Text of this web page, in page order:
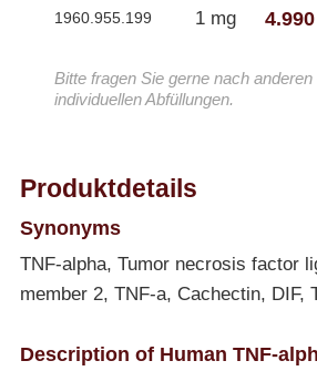
1960.955.199 1 mg
Bitte fragen Sie gerne nach
individuellen Abfüllungen.
Produktdetails
Synonyms
TNF-alpha, Tumor necrosis factor
member 2, TNF-a, Cachectin, DIF,
Description of Human TNF-